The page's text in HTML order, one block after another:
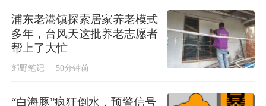
浦东老港镇探索居家养老模式
多年，台风天这批养老志愿者
帮上了大忙
郊野笔记 50分钟前
“白海豚”疯狂倒水，预警信号